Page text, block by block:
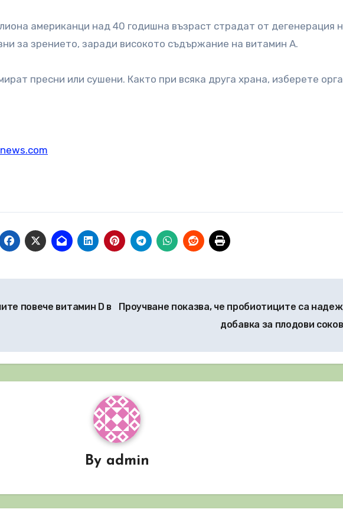
американци над 40 годишна възраст страдат от дегенерация
за зрението, заради високото съдържание на витамин A.
пресни или сушени. Както при всяка друга храна, изберете
повече витамин D в
Проучване показва, че пробиотиците са
добавка за плодови
By admin